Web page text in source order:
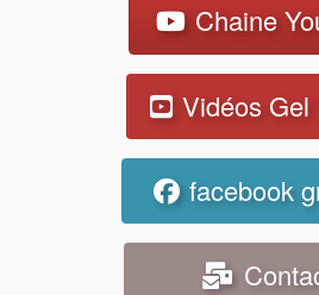
Chaine
Vidéos Gel
facebook